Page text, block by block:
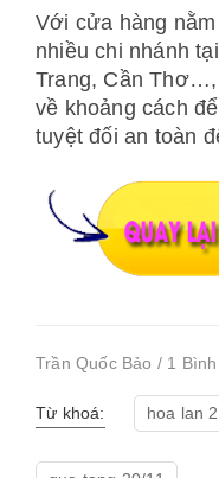
Với cửa hàng
nhiều chi nhánh
Trang, Cần
về khoảng cách
tuyệt đối an toàn
Trần Quốc Bảo / 1
Từ khoá: hoa lan